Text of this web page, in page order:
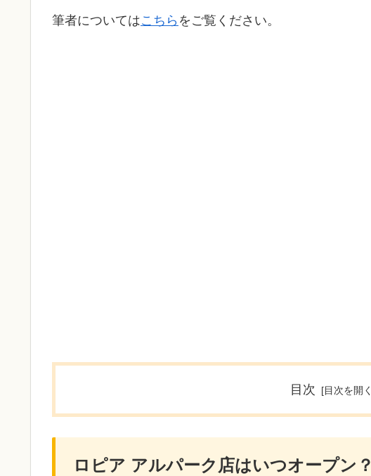
筆者についてはこちら をご覧ください。
目次
ロピア アルパーク店はいつオープン？